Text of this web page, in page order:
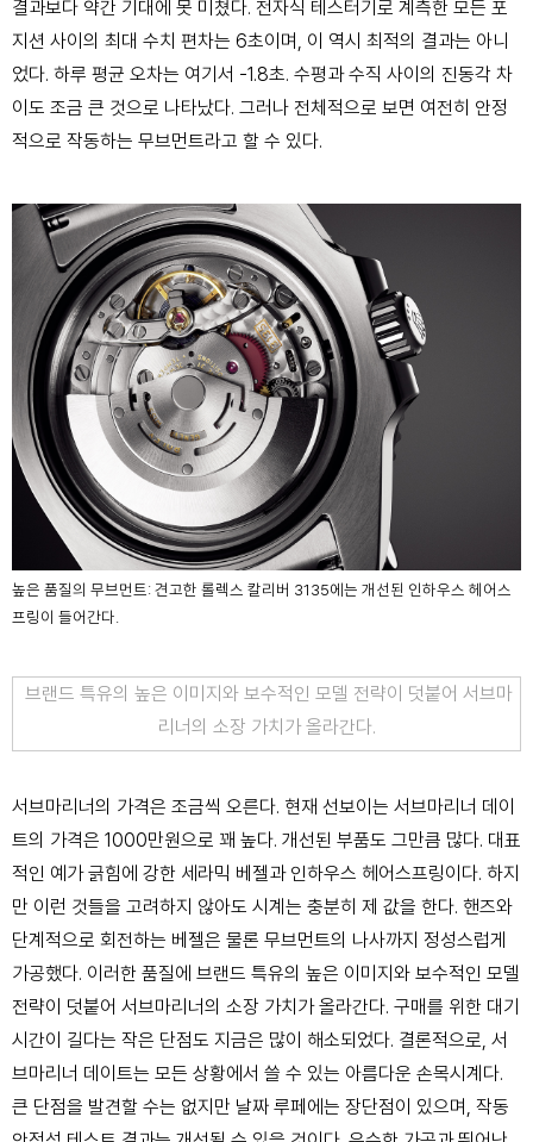
결과보다 약간 기대에 못 미쳤다. 전자식 테스터기로 계측한 모든 포
지션 사이의 최대 수치 편차는 6초이며, 이 역시 최적의 결과는 아니
었다. 하루 평균 오차는 여기서 -1.8초. 수평과 수직 사이의 진동각 차
이도 조금 큰 것으로 나타났다. 그러나 전체적으로 보면 여전히 안정
적으로 작동하는 무브먼트라고 할 수 있다.
높은 품질의 무브먼트:견고한 롤렉스 칼리버 3135에는 개선된 인하우스 헤어스
프링이 들어간다.
브랜드 특유의 높은 이미지와 보수적인 모델 전략이 덧붙어 서브마
리너의 소장 가치가 올라간다.
서브마리너의 가격은 조금씩 오른다. 현재 선보이는 서브마리너 데이
트의 가격은 1000만원으로 꽤 높다. 개선된 부품도 그만큼 많다. 대표
적인 예가 긁힘에 강한 세라믹 베젤과 인하우스 헤어스프링이다. 하지
만 이런 것들을 고려하지 않아도 시계는 충분히 제 값을 한다. 핸즈와
단계적으로 회전하는 베젤은 물론 무브먼트의 나사까지 정성스럽게
가공했다. 이러한 품질에 브랜드 특유의 높은 이미지와 보수적인 모델
전략이 덧붙어 서브마리너의 소장 가치가 올라간다. 구매를 위한 대기
시간이 길다는 작은 단점도 지금은 많이 해소되었다. 결론적으로, 서
브마리너 데이트는 모든 상황에서 쓸 수 있는 아름다운 손목시계다.
큰 단점을 발견할 수는 없지만 날짜 루페에는 장단점이 있으며, 작동